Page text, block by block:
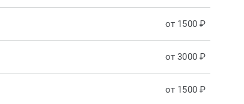
от 1500 ₽
от 3000 ₽
от 1500 ₽